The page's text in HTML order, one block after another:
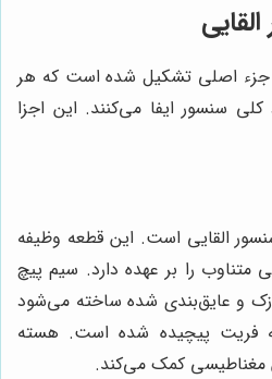
جزء اصلی تشکیل شده است که هر
سنسور ایفا می‌کنند. این اجزا
القایی است. این قطعه وظیفه
متناوب را بر عهده دارد. سیم پیچ
و عایق‌بندی شده ساخته می‌شود
فریت پیچیده شده است. هسته
مغناطیسی کمک می‌کند.